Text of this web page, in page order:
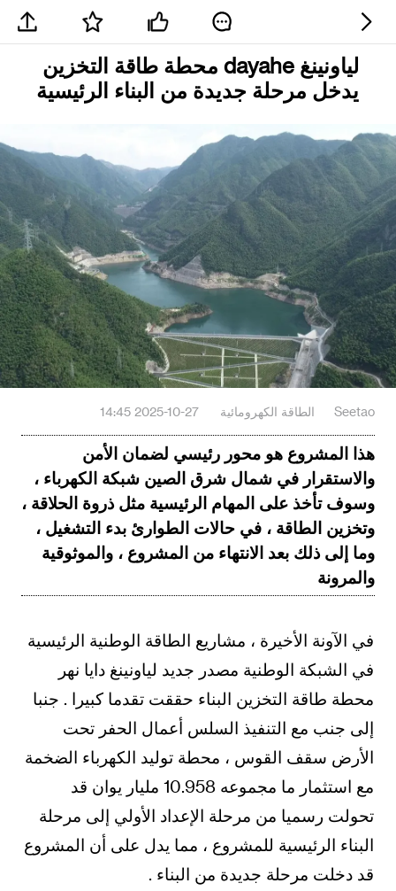
لياونينغ dayahe محطة طاقة التخزين
يدخل مرحلة جديدة من البناء الرئيسية
Seetao الطاقة الكهرومائية 2025-10-27 14:45
هذا المشروع هو محور رئيسي لضمان الأمن
والاستقرار في شمال شرق الصين شبكة الكهرباء ،
وسوف تأخذ على المهام الرئيسية مثل ذروة الحلاقة ،
وتخزين الطاقة ، في حالات الطوارئ بدء التشغيل ،
وما إلى ذلك بعد الانتهاء من المشروع ، والموثوقية
والمرونة
في الآونة الأخيرة ، مشاريع الطاقة الوطنية الرئيسية
في الشبكة الوطنية مصدر جديد لياونينغ دايا نهر
محطة طاقة التخزين البناء حققت تقدما كبيرا . جنبا
إلى جنب مع التنفيذ السلس أعمال الحفر تحت
الأرض سقف القوس ، محطة توليد الكهرباء الضخمة
مع استثمار ما مجموعه 10.958 مليار يوان قد
تحولت رسميا من مرحلة الإعداد الأولي إلى مرحلة
البناء الرئيسية للمشروع ، مما يدل على أن المشروع
قد دخلت مرحلة جديدة من البناء .